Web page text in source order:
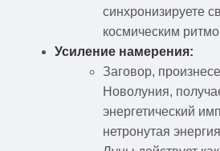
синхронизируете
космическим
Усиление намерения:
Заговор,
Новолуния,
энергетический
нетронутая